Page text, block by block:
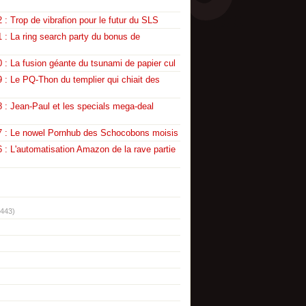
: Trop de vibrafion pour le futur du SLS
: La ring search party du bonus de
: La fusion géante du tsunami de papier cul
: Le PQ-Thon du templier qui chiait des
: Jean-Paul et les specials mega-deal
: Le nowel Pornhub des Schocobons moisis
: L'automatisation Amazon de la rave partie